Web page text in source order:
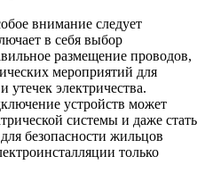
внимание следует
в себя выбор
размещение проводов,
мероприятий для
электричества.
устройств может
системы и даже стать
безопасности жильцов
только